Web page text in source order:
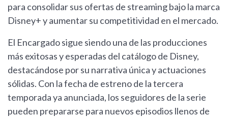
para consolidar sus ofertas de streaming bajo la marca
Disney+ y aumentar su competitividad en el mercado.
El Encargado sigue siendo una de las producciones
más exitosas y esperadas del catálogo de Disney,
destacándose por su narrativa única y actuaciones
sólidas. Con la fecha de estreno de la tercera
temporada ya anunciada, los seguidores de la serie
pueden prepararse para nuevos episodios llenos de